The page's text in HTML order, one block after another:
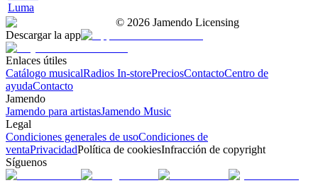
Luma
© 2026 Jamendo Licensing
Descargar la app
Enlaces útiles
Catálogo musicalRadios In-storePreciosContactoCentro de
ayudaContacto
Jamendo
Jamendo para artistasJamendo Music
Legal
Condiciones generales de usoCondiciones de
ventaPrivacidadPolítica de cookiesInfracción de copyright
Síguenos